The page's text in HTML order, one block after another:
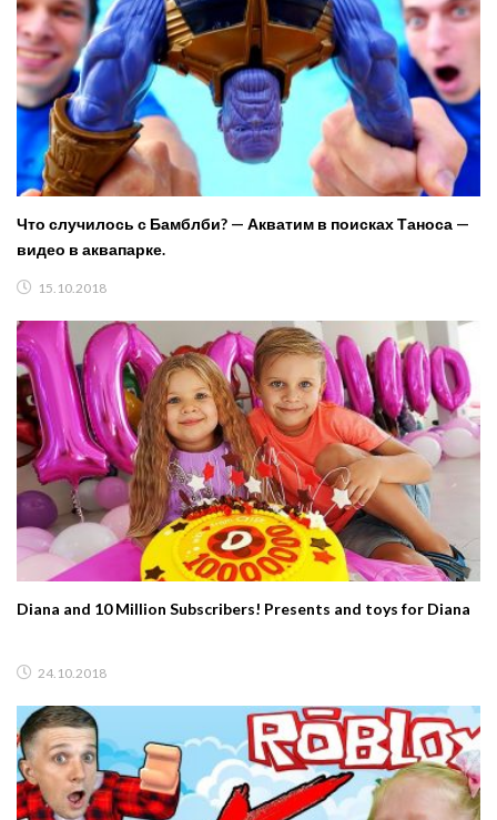
Что случилось с Бамблби? — Акватим в поисках Таноса —
видео в аквапарке.
15.10.2018
Diana and 10 Million Subscribers! Presents and toys for Diana
24.10.2018